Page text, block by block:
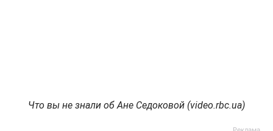
Что вы не знали об Ане Седоковой (video.rbc.ua)